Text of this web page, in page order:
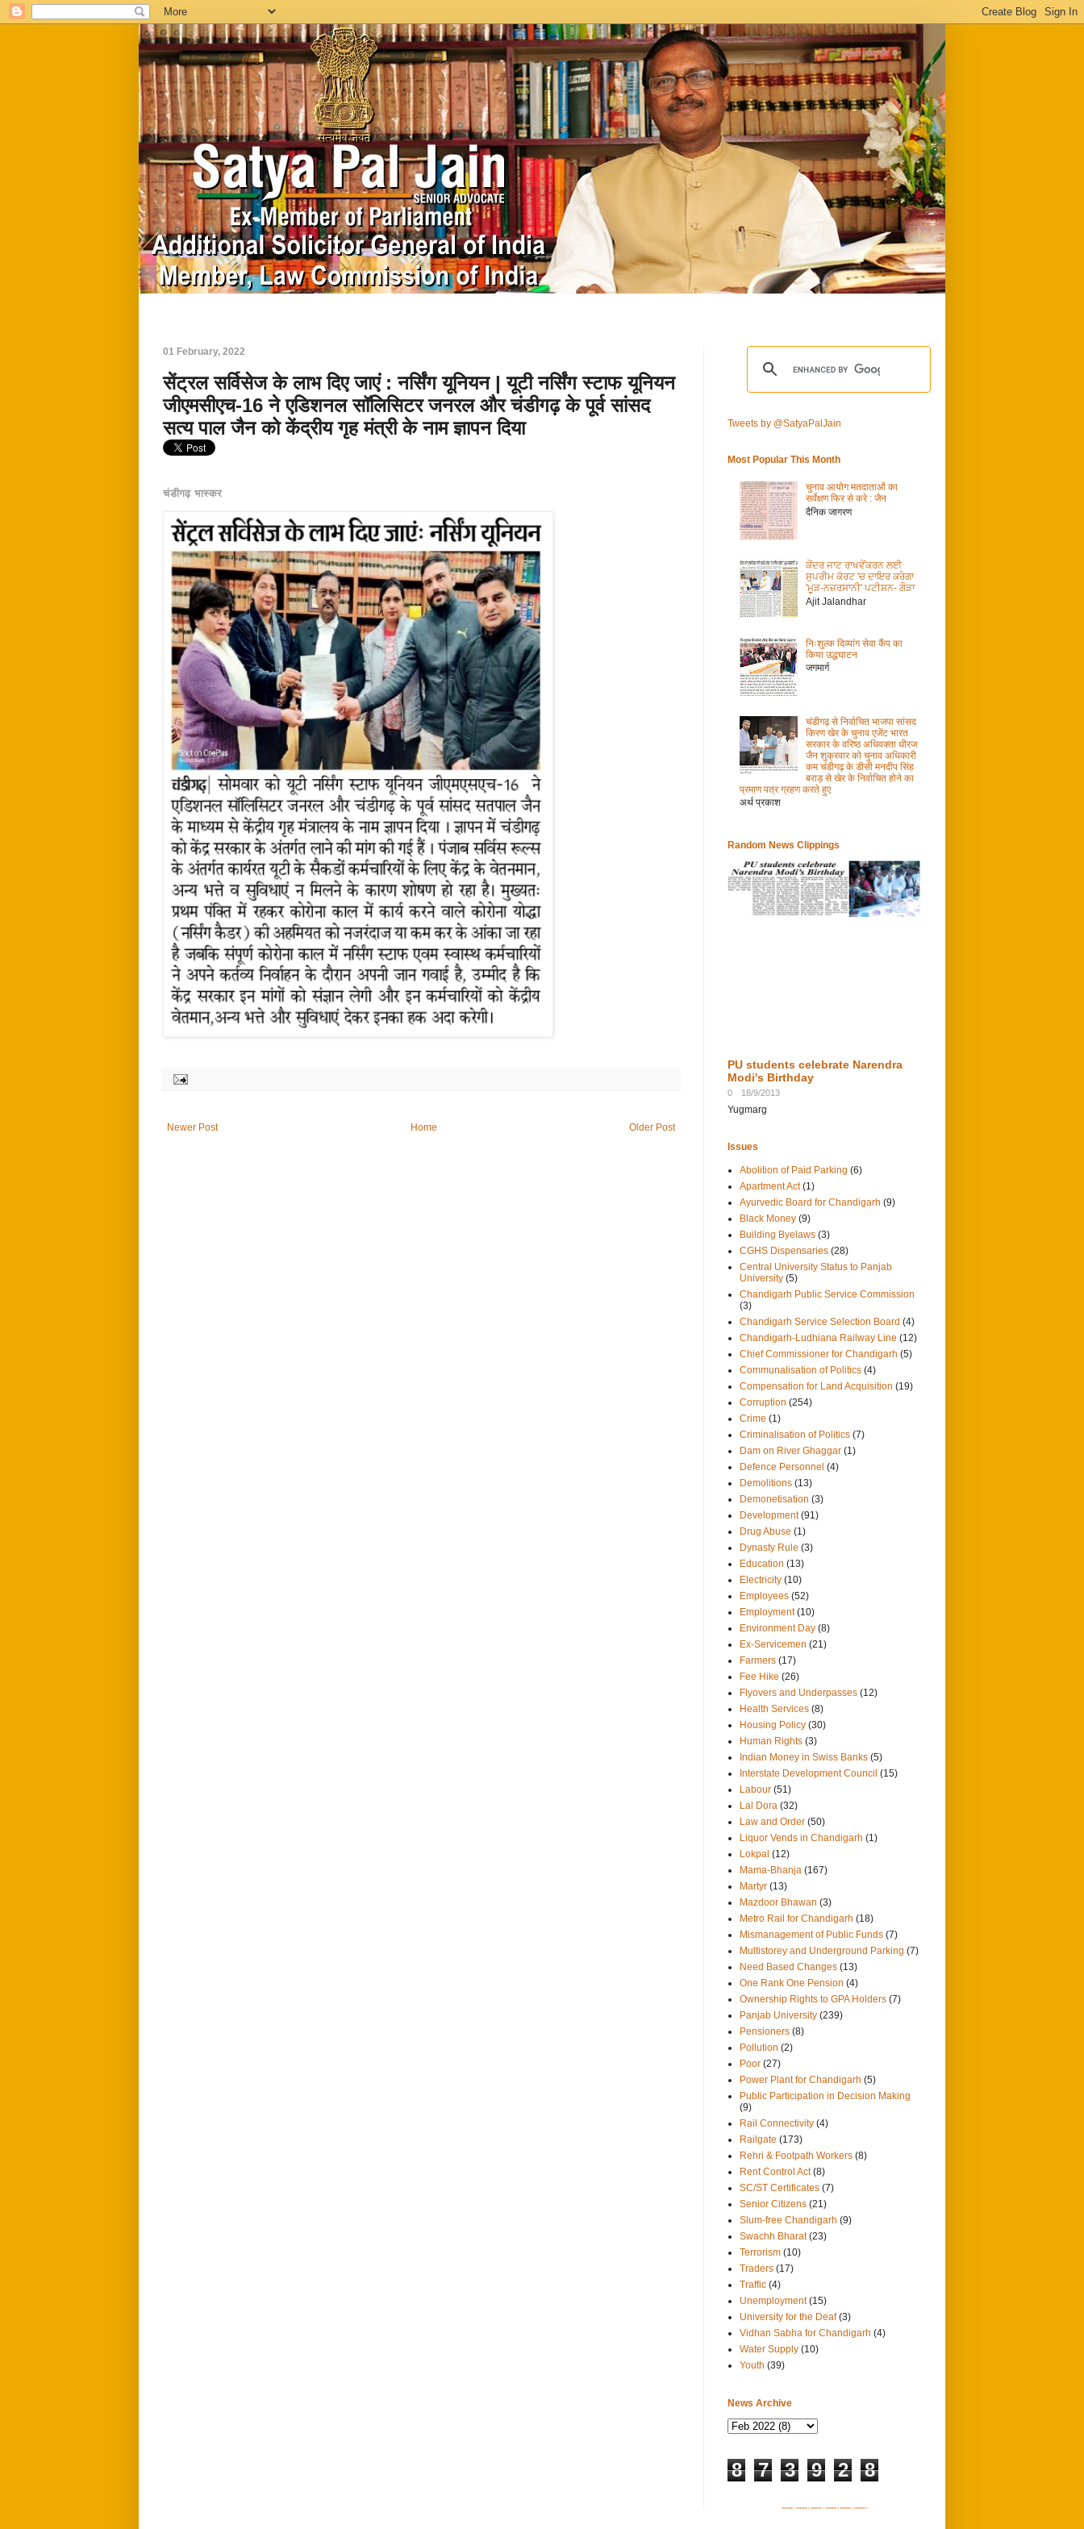
01 February, 2022
सेंट्रल सर्विसेज के लाभ दिए जाएं : नर्सिंग यूनियन | यूटी नर्सिंग स्टाफ यूनियन
जीएमसीएच-16 ने एडिशनल सॉलिसिटर जनरल और चंडीगढ़ के पूर्व सांसद
सत्य पाल जैन को केंद्रीय गृह मंत्री के नाम ज्ञापन दिया
चंडीगढ़ भास्कर
Newer Post Older Post
Home
Tweets by @SatyaPalJain
Most Popular This Month
चुनाव आयोग मतदाताओं का
सर्वेक्षण फिर से करे : जैन
दैनिक जागरण
ਕੇਂਦਰ ਜਾਟ ਰਾਖਵੇਂਕਰਨ ਲਈ
ਸੁਪਰੀਮ ਕੋਰਟ 'ਚ ਦਾਇਰ ਕਰੇਗਾ
'ਮੂੜ-ਨਜ਼ਰਸਾਨੀ' ਪਟੀਸ਼ਨ- ਗੌੜਾ
Ajit Jalandhar
निःशुल्क दिव्यांग सेवा कैंप का
किया उद्धघाटन
जगमार्ग
चंडीगढ़ से निर्वाचित भाजपा सांसद
किरण खेर के चुनाव एजेंट भारत
सरकार के वरिष्ठ अधिवक्ता धीरज
जैन शुक्रवार को चुनाव अधिकारी
कम चंडीगढ़ के डीसी मनदीप सिंह
बराड़ से खेर के निर्वाचित होने का
प्रमाण पत्र ग्रहण करते हुए
अर्थ प्रकाश
Random News Clippings
PU students celebrate Narendra
Modi's Birthday
0 18/9/2013
Yugmarg
Issues
Abolition of Paid Parking (6)
Apartment Act (1)
Ayurvedic Board for Chandigarh (9)
Black Money (9)
Building Byelaws (3)
CGHS Dispensaries (28)
Central University Status to Panjab
University (5)
Chandigarh Public Service Commission
(3)
Chandigarh Service Selection Board (4)
Chandigarh-Ludhiana Railway Line (12)
Chief Commissioner for Chandigarh (5)
Communalisation of Politics (4)
Compensation for Land Acquisition (19)
Corruption (254)
Crime (1)
Criminalisation of Politics (7)
Dam on River Ghaggar (1)
Defence Personnel (4)
Demolitions (13)
Demonetisation (3)
Development (91)
Drug Abuse (1)
Dynasty Rule (3)
Education (13)
Electricity (10)
Employees (52)
Employment (10)
Environment Day (8)
Ex-Servicemen (21)
Farmers (17)
Fee Hike (26)
Flyovers and Underpasses (12)
Health Services (8)
Housing Policy (30)
Human Rights (3)
Indian Money in Swiss Banks (5)
Interstate Development Council (15)
Labour (51)
Lal Dora (32)
Law and Order (50)
Liquor Vends in Chandigarh (1)
Lokpal (12)
Mama-Bhanja (167)
Martyr (13)
Mazdoor Bhawan (3)
Metro Rail for Chandigarh (18)
Mismanagement of Public Funds (7)
Multistorey and Underground Parking (7)
Need Based Changes (13)
One Rank One Pension (4)
Ownership Rights to GPA Holders (7)
Panjab University (239)
Pensioners (8)
Pollution (2)
Poor (27)
Power Plant for Chandigarh (5)
Public Participation in Decision Making
(9)
Rail Connectivity (4)
Railgate (173)
Rehri & Footpath Workers (8)
Rent Control Act (8)
SC/ST Certificates (7)
Senior Citizens (21)
Slum-free Chandigarh (9)
Swachh Bharat (23)
Terrorism (10)
Traders (17)
Traffic (4)
Unemployment (15)
University for the Deaf (3)
Vidhan Sabha for Chandigarh (4)
Water Supply (10)
Youth (39)
News Archive
8 7 3 9 2 8
SITEMAP 1 SITEMAP 2 SITEMAP 3 SITEMAP 4 SITEMAP 5 SITEMAP 6